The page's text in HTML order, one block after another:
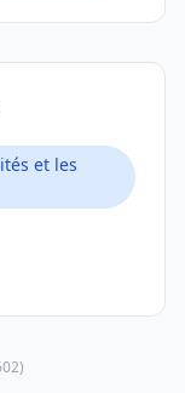
et les